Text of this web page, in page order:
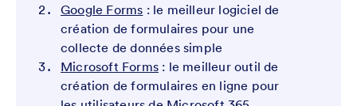
Google Forms : le meilleur logiciel de
création de formulaires pour une
collecte de données simple
Microsoft Forms : le meilleur outil de
création de formulaires en ligne pour